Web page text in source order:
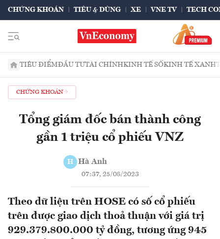
CHỨNG KHOÁN TIÊU & DÙNG XE VNE TV TECH
TIÊU ĐIỂMĐẦU TƯTÀI CHÍNHKINH TẾ SỐKINH TẾ XANH
CHỨNG KHOÁN
Tổng giám đốc bán thành công
gần 1 triệu cổ phiếu VNZ
H Hà Anh
07:37, 25/08/2023
Theo dữ liệu trên HOSE có số cổ phiếu
trên được giao dịch thoả thuận với giá trị
929.379.800.000 tỷ đồng, tương ứng 945